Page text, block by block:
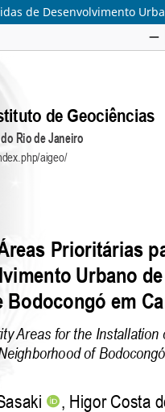
de Desenvolvimento